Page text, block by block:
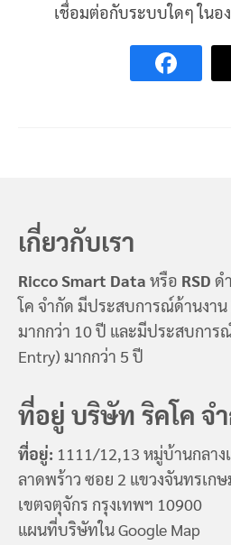
เชื่อมต่อกับระบบใดๆ ในอ
เกี่ยวกับเรา
Ricco Smart Data หรือ RSD ด
โค จำกัด มีประสบการณ์ด้านงาน
มากกว่า 10 ปี และมีประสบการ
Entry) มากกว่า 5 ปี
ที่อยู่ บริษัท ริคโค จ
ที่อยู่: 1111/12,13 หมู่บ้านกลาง
ลาดพร้าว ซอย 2 แขวงจันทรเกษ
เขตจตุจักร กรุงเทพฯ 10900
แผนที่บริษัทใน Google Map